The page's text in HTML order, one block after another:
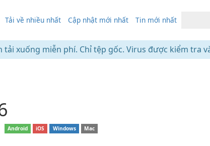
Tải về nhiều nhất Cập nhật mới nhất Tin mới nhất
tải xuống miễn phí. Chỉ tệp gốc. Virus được kiểm tra
Android iOS Windows Mac